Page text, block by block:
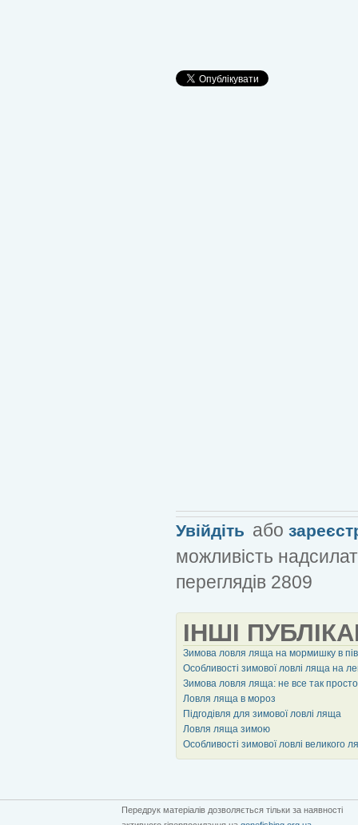
Увійдіть або
можливість
переглядів 2809
ІНШІ
Зимова ловля ляща на мормишку в
Особливості зимової ловлі ляща на
Зимова ловля ляща: не все так просто
Ловля ляща в мороз
Підгодівля для зимової ловлі ляща
Ловля ляща зимою
Особливості зимової ловлі великого
Передрук матеріалів дозволяється тільки за наявності